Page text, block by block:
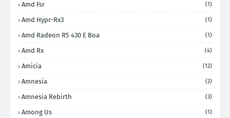
Amd Fsr (1)
Amd Hypr-Rx3 (1)
Amd Radeon R5 430 E Boa (1)
Amd Rx (4)
Amicia (12)
Amnesia (2)
Amnesia Rebirth (3)
Among Us (1)